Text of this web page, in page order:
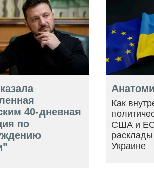
40-дневная
по
Как
США и ЕС
Украине